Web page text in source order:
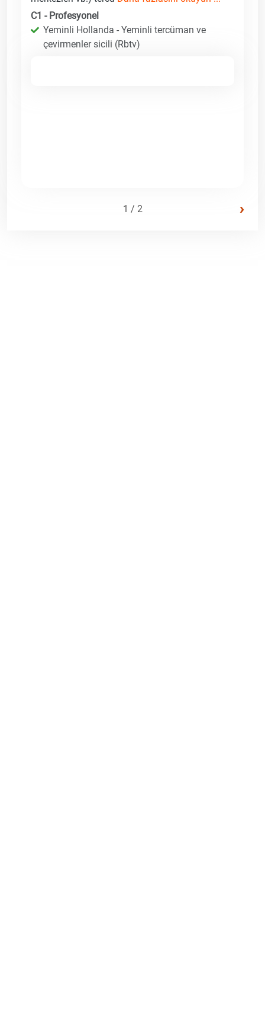
C1 - Profesyonel
Yeminli Hollanda - Yeminli tercüman ve
çevirmenler sicili (Rbtv)
1 / 2 ›